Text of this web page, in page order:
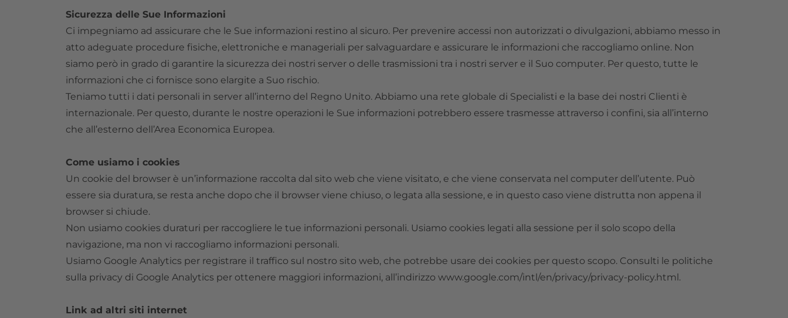
Sicurezza delle Sue Informazioni
Ci impegniamo ad assicurare che le Sue informazioni restino al sicuro. Per prevenire accessi non autorizzati o divulgazioni, abbiamo messo in
atto adeguate procedure fisiche, elettroniche e manageriali per salvaguardare e assicurare le informazioni che raccogliamo online. Non
siamo però in grado di garantire la sicurezza dei nostri server o delle trasmissioni tra i nostri server e il Suo computer. Per questo, tutte le
informazioni che ci fornisce sono elargite a Suo rischio.
Teniamo tutti i dati personali in server all’interno del Regno Unito. Abbiamo una rete globale di Specialisti e la base dei nostri Clienti è
internazionale. Per questo, durante le nostre operazioni le Sue informazioni potrebbero essere trasmesse attraverso i confini, sia all’interno
che all’esterno dell’Area Economica Europea.
Come usiamo i cookies
Un cookie del browser è un’informazione raccolta dal sito web che viene visitato, e che viene conservata nel computer dell’utente. Può
essere sia duratura, se resta anche dopo che il browser viene chiuso, o legata alla sessione, e in questo caso viene distrutta non appena il
browser si chiude.
Non usiamo cookies duraturi per raccogliere le tue informazioni personali. Usiamo cookies legati alla sessione per il solo scopo della
navigazione, ma non vi raccogliamo informazioni personali.
Usiamo Google Analytics per registrare il traffico sul nostro sito web, che potrebbe usare dei cookies per questo scopo. Consulti le politiche
sulla privacy di Google Analytics per ottenere maggiori informazioni, all’indirizzo www.google.com/intl/en/privacy/privacy-policy.html.
Link ad altri siti internet